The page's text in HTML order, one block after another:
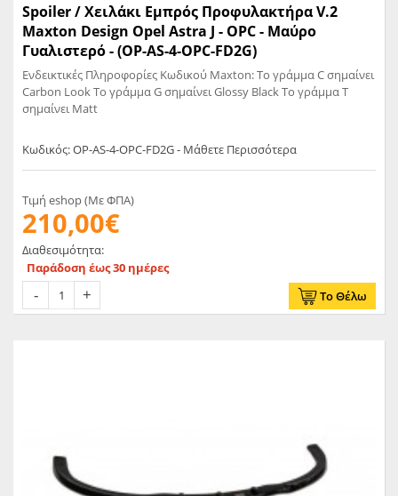
Spoiler / Χειλάκι Εμπρός Προφυλακτήρα V.2
Maxton Design Opel Astra J - OPC - Μαύρο
Γυαλιστερό - (OP-AS-4-OPC-FD2G)
Ενδεικτικές Πληροφορίες Κωδικού Maxton: Το γράμμα C σημαίνει
Carbon Look Το γράμμα G σημαίνει Glossy Black Το γράμμα T
σημαίνει Matt
Κωδικός: OP-AS-4-OPC-FD2G - Μάθετε Περισσότερα
Τιμή eshop (Με ΦΠΑ)
210,00€
Διαθεσιμότητα:
Παράδοση έως 30 ημέρες
Το Θέλω